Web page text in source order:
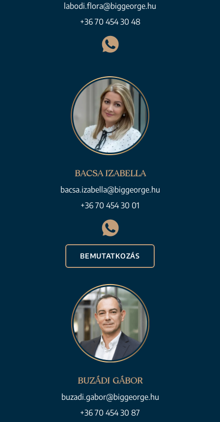
labodi.flora@biggeorge.hu
+36 70 454 30 48
BACSA IZABELLA
bacsa.izabella@biggeorge.hu
+36 70 454 30 01
BEMUTATKOZÁS
BUZÁDI GÁBOR
buzadi.gabor@biggeorge.hu
+36 70 454 30 87